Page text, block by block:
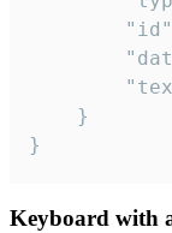
}
Keyboard with